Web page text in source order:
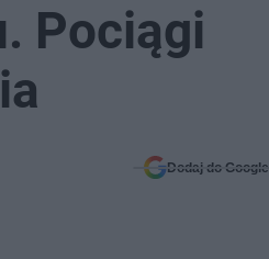
Pociągi
Dodaj do Google